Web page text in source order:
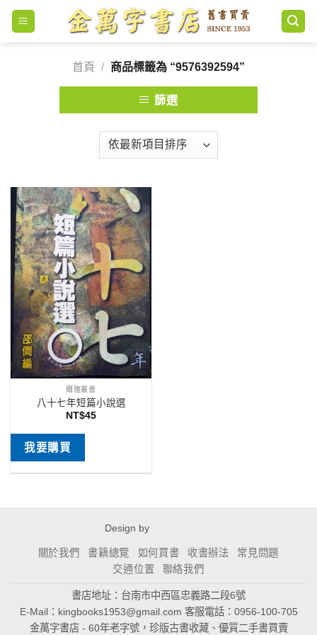
Skip
content
首頁
/ 商品標籤為 “9576392594”
篩選
爾雅叢書
八十七年短篇小說選
NT$45
我要購買
Design by
關於我們 書籍總覽 如何買書 收書辦法
常見問題
交通位置
聯絡我們
書店地址：台南市中西區忠義路二段6號
E-Mail： kingbooks1953@gmail.com 客服電話：0956-100-705
金萬字書店 - 60年老字號，珍版古書收藏、優質二手書買賣